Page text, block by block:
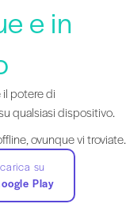
e in
potere di
qualsiasi dispositivo.
ovunque vi troviate.
su
Play